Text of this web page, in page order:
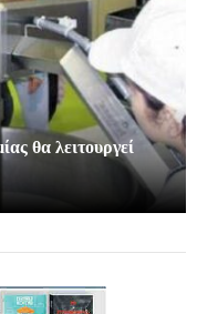
θα λειτουργεί